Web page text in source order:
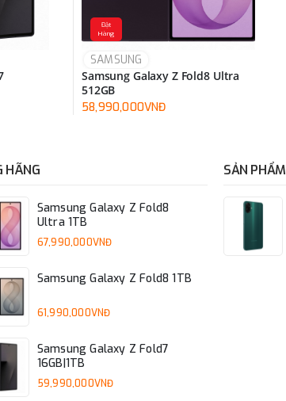
Đặt
Hàng
SAMSUNG
Samsung Galaxy Z Fold8 Ultra
512GB
58,990,000VNĐ
HÃNG
Samsung Galaxy Z Fold8
Ultra 1TB
67,990,000VNĐ
Samsung Galaxy Z Fold8 1TB
61,990,000VNĐ
Samsung Galaxy Z Fold7
16GB|1TB
59,990,000VNĐ
SẢN